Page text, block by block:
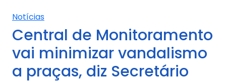
Notícias
Central de Monitoramento
vai minimizar vandalismo
a praças, diz Secretário